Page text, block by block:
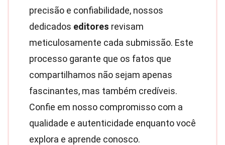
precisão e confiabilidade, nossos
dedicados editores revisam
meticulosamente cada submissão. Este
processo garante que os fatos que
compartilhamos não sejam apenas
fascinantes, mas também credíveis.
Confie em nosso compromisso com a
qualidade e autenticidade enquanto você
explora e aprende conosco.